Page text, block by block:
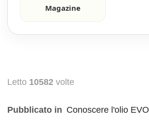
Magazine
Letto 10582 volte
Pubblicato in Conoscere l'olio EVO